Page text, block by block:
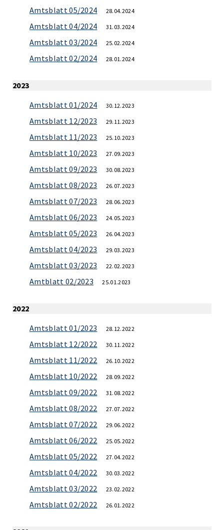
Amtsblatt 05/2024
28.04.2024
Amtsblatt 04/2024 31.03.2024
Amtsblatt 03/2024 25.02.2024
Amtsblatt 02/2024 28.01.2024
2023
Amtsblatt 01/2024
30.12.2023
Amtsblatt 12/2023 29.11.2023
Amtsblatt 11/2023 25.10.2023
Amtsblatt 10/2023 27.09.2023
Amtsblatt 09/2023 30.08.2023
Amtsblatt 08/2023 26.07.2023
Amtsblatt 07/2023 28.06.2023
Amtsblatt 06/2023 24.05.2023
Amtsblatt 05/2023 26.04.2023
Amtsblatt 04/2023 29.03.2023
Amtsblatt 03/2023 22.02.2023
Amtblatt 02/2023 25.01.2023
2022
Amtsblatt 01/2023
28.12.2022
Amtsblatt 12/2022 30.11.2022
Amtsblatt 11/2022 26.10.2022
Amtsblatt 10/2022 28.09.2022
Amtsblatt 09/2022 31.08.2022
Amtsblatt 08/2022 27.07.2022
Amtsblatt 07/2022 29.06.2022
Amtsblatt 06/2022 25.05.2022
Amtsblatt 05/2022 27.04.2022
Amtsblatt 04/2022 30.03.2022
Amtsblatt 03/2022 23.02.2022
Amtsblatt 02/2022 26.01.2022